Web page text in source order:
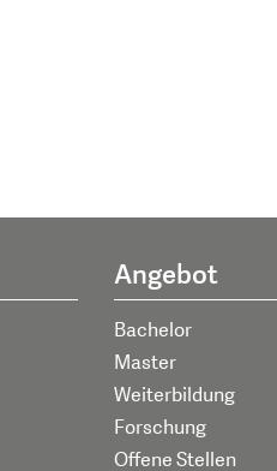
Angebot
Bachelor
Master
Weiterbildung
Forschung
Offene Stellen